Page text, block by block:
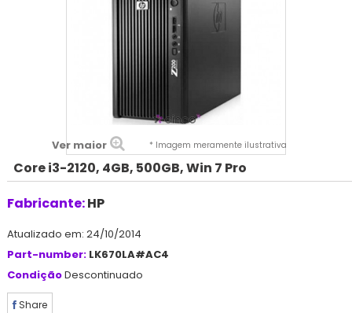
Ver maior * Imagem meramente ilustrativa
Core i3-2120, 4GB, 500GB, Win 7 Pro
Fabricante:HP
Atualizado em: 24/10/2014
Part-number: LK670LA#AC4
CondiçãoDescontinuado
Share